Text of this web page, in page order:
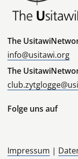
The
info@usitawi.org
The
Folge uns auf
Impressum |